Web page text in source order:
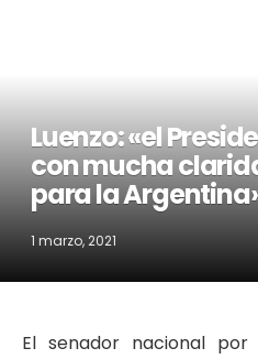
Luenzo: «el
con mucha
para la
1 marzo, 2021
El senador nacional por